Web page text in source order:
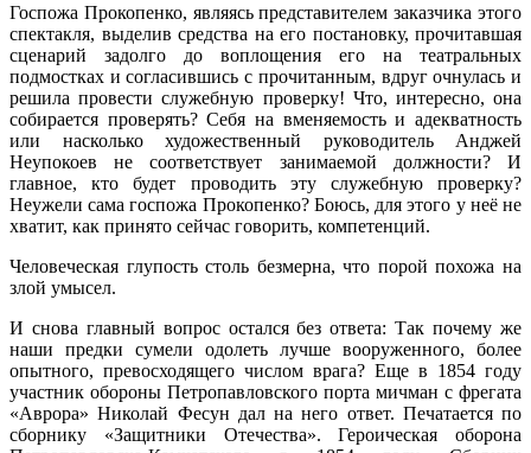
Госпожа Прокопенко, являясь представителем заказчика этого
спектакля, выделив средства на его постановку, прочитавшая
сценарий задолго до воплощения его на театральных
подмостках и согласившись с прочитанным, вдруг очнулась и
решила провести служебную проверку! Что, интересно, она
собирается проверять? Себя на вменяемость и адекватность
или насколько художественный руководитель Анджей
Неупокоев не соответствует занимаемой должности? И
главное, кто будет проводить эту служебную проверку?
Неужели сама госпожа Прокопенко? Боюсь, для этого у неё не
хватит, как принято сейчас говорить, компетенций.
Человеческая глупость столь безмерна, что порой похожа на
злой умысел.
И снова главный вопрос остался без ответа: Так почему же
наши предки сумели одолеть лучше вооруженного, более
опытного, превосходящего числом врага? Еще в 1854 году
участник обороны Петропавловского порта мичман с фрегата
«Аврора» Николай Фесун дал на него ответ. Печатается по
сборнику «Защитники Отечества». Героическая оборона